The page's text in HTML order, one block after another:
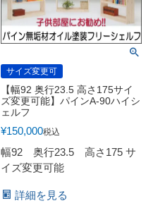
サイズ変更可
【幅92 奥行23.5 高さ175サイ
ズ変更可能】パインA-90ハイシ
ェルフ
¥150,000税込
幅92 奥行23.5 高さ175 サ
イズ変更可能
詳細を見る